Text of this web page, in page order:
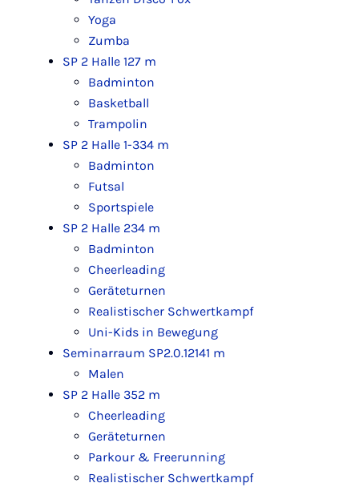
Yoga
Zumba
SP 2 Halle 127 m
Badminton
Basketball
Trampolin
SP 2 Halle 1-334 m
Badminton
Futsal
Sportspiele
SP 2 Halle 234 m
Badminton
Cheerleading
Geräteturnen
Realistischer Schwertkampf
Uni-Kids in Bewegung
Seminarraum SP2.0.12141 m
Malen
SP 2 Halle 352 m
Cheerleading
Geräteturnen
Parkour & Freerunning
Realistischer Schwertkampf